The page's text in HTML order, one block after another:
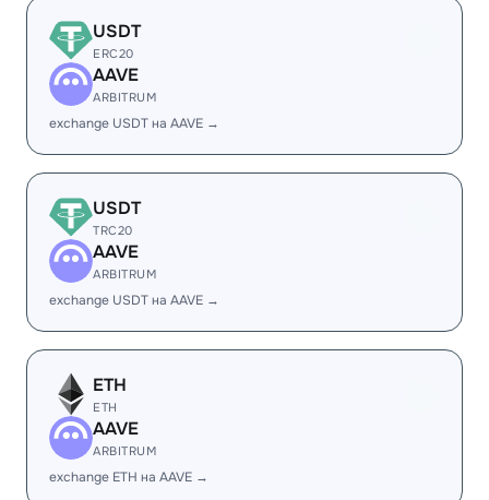
USDT
ERC20
AAVE
ARBITRUM
exchange USDT на AAVE →
USDT
TRC20
AAVE
ARBITRUM
exchange USDT на AAVE →
ETH
ETH
AAVE
ARBITRUM
exchange ETH на AAVE →